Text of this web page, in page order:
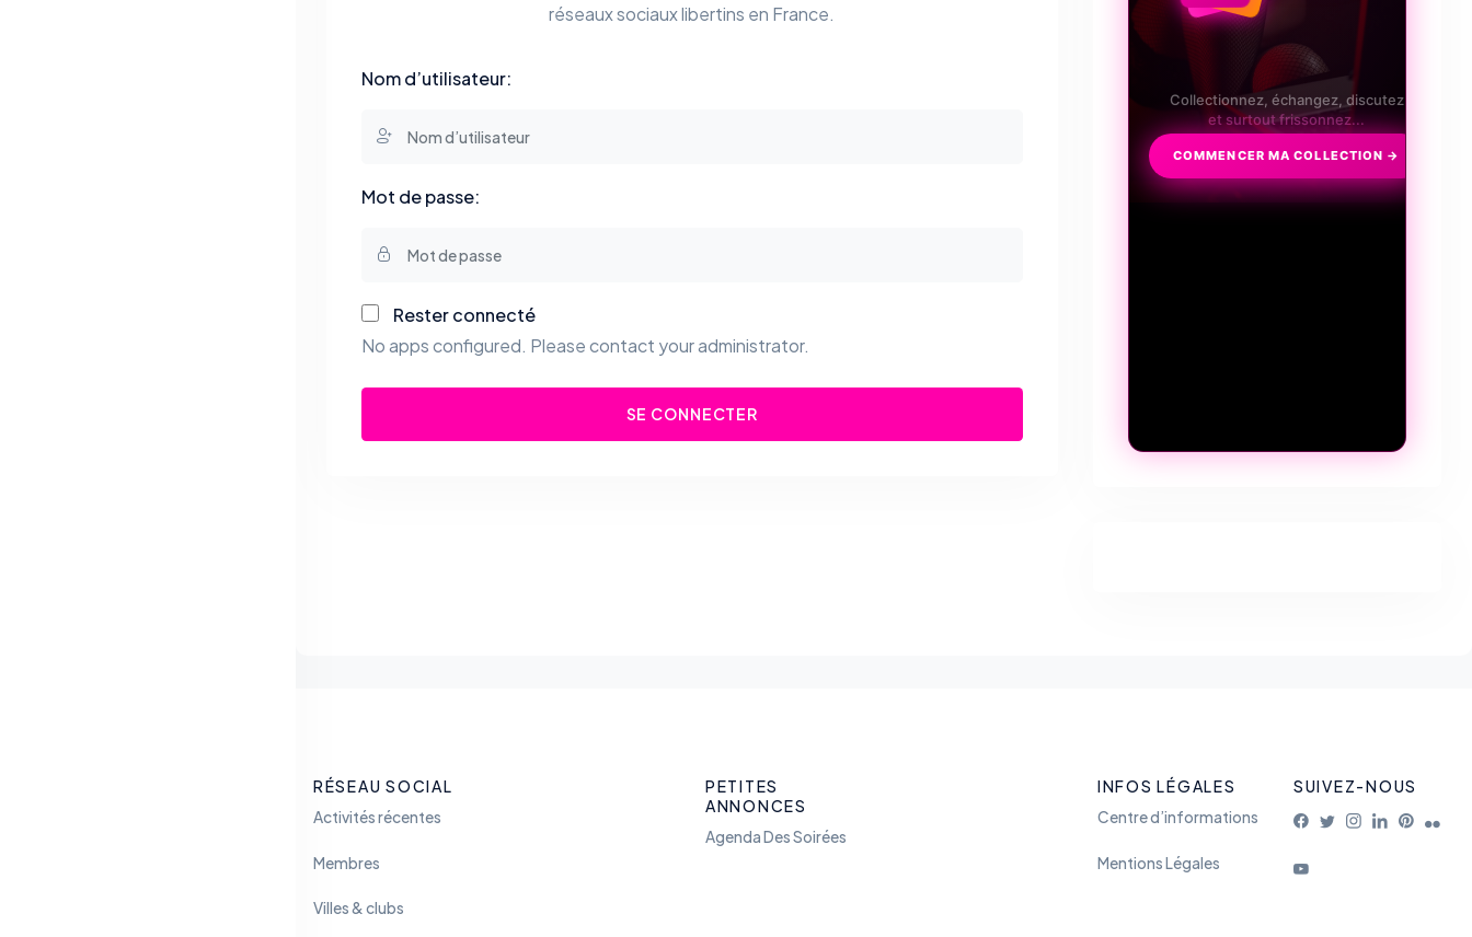
réseaux sociaux libertins en France.
Nom d’utilisateur:
Mot de passe:
Rester connecté
No apps configured. Please contact your administrator.
SE CONNECTER
Collectionnez, échangez, discutez
et surtout frissonnez...
COMMENCER MA COLLECTION →
RÉSEAU SOCIAL
Activités récentes
Membres
Villes & clubs
PETITES
ANNONCES
Agenda Des Soirées
INFOS LÉGALES
Centre d’informations
Mentions Légales
SUIVEZ-NOUS